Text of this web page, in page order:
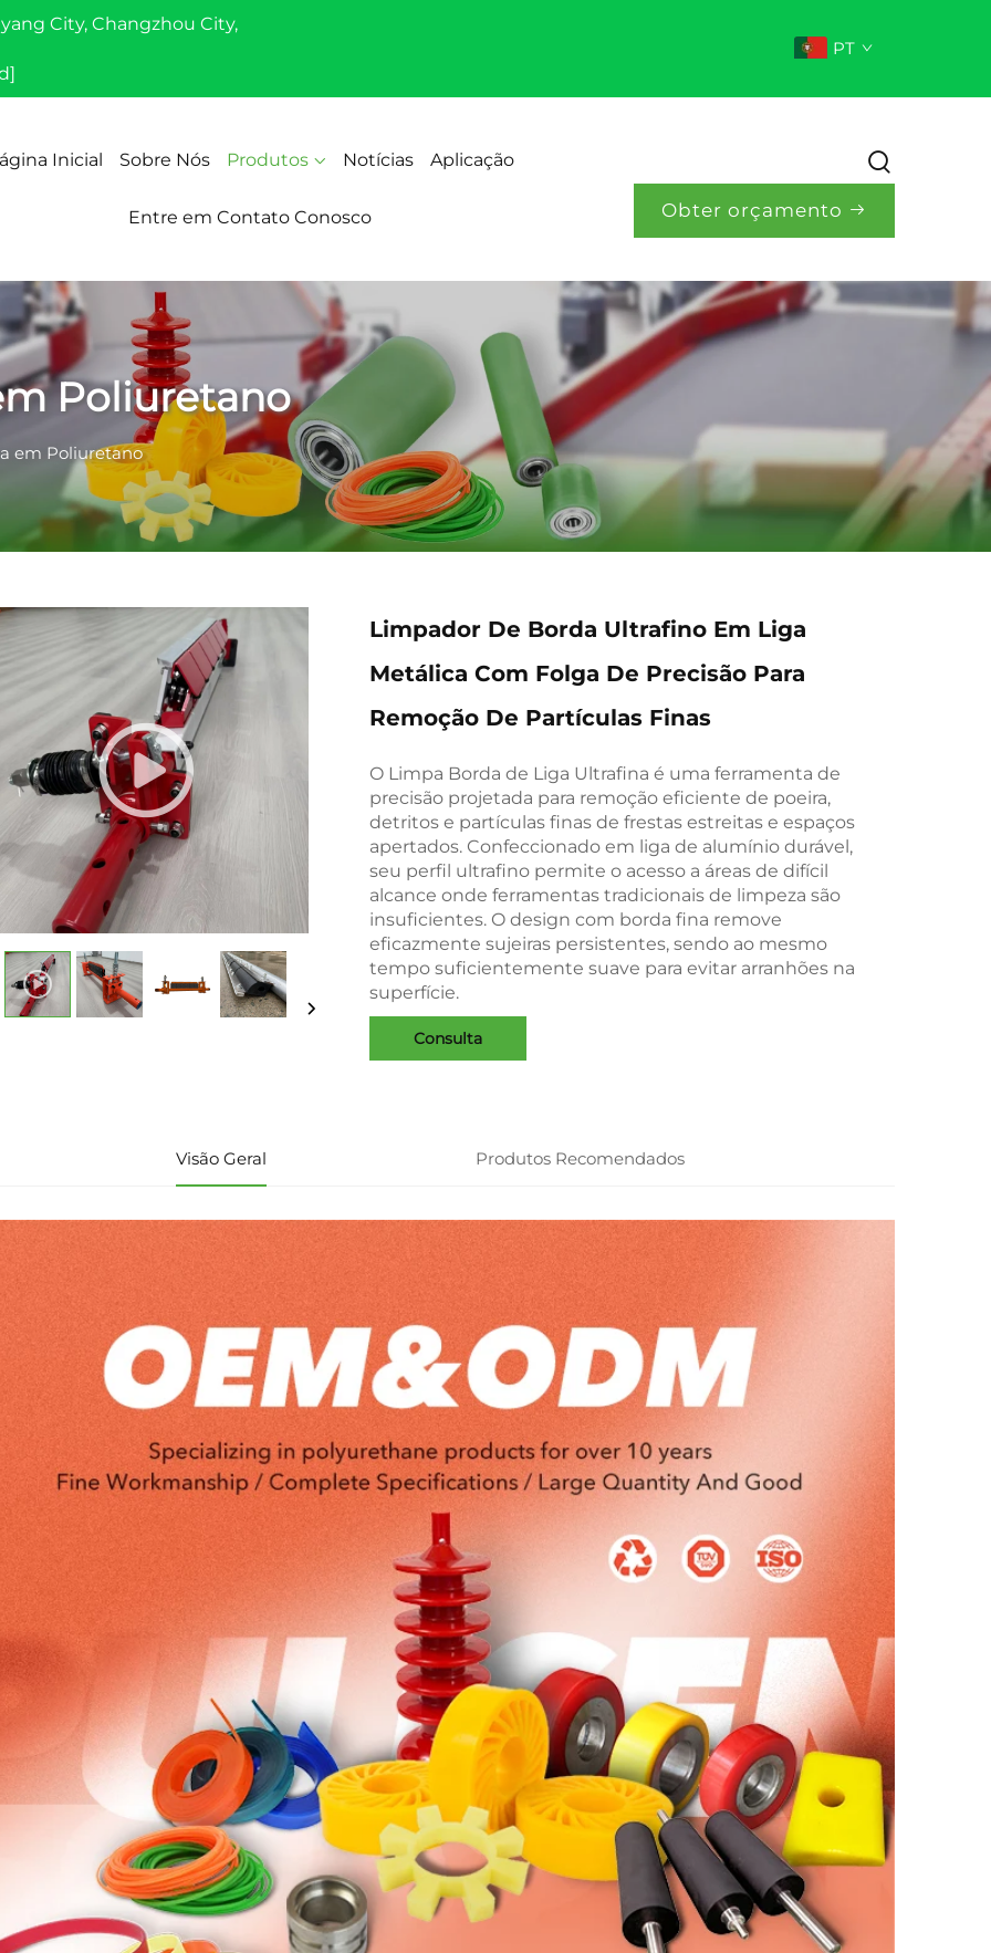
City, Changzhou City,
PT
Inicial Sobre Nós Produtos Notícias Aplicação
Entre em Contato Conosco Obter orçamento
Poliuretano
em Poliuretano
Limpador De Borda Ultrafino Em Liga
Metálica Com Folga De Precisão Para
Remoção De Partículas Finas
O Limpa Borda de Liga Ultrafina é uma ferramenta de
precisão projetada para remoção eficiente de poeira,
detritos e partículas finas de frestas estreitas e espaços
apertados. Confeccionado em liga de alumínio durável,
seu perfil ultrafino permite o acesso a áreas de difícil
alcance onde ferramentas tradicionais de limpeza são
insuficientes. O design com borda fina remove
eficazmente sujeiras persistentes, sendo ao mesmo
tempo suficientemente suave para evitar arranhões na
superfície.
Consulta
Visão Geral Produtos Recomendados